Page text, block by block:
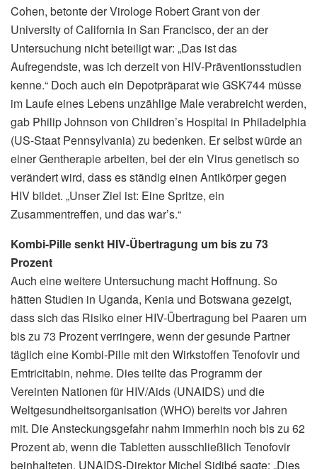
Cohen, betonte der Virologe Robert Grant von der
University of California in San Francisco, der an der
Untersuchung nicht beteiligt war: „Das ist das
Aufregendste, was ich derzeit von HIV-Präventionsstudien
kenne.“ Doch auch ein Depotpräparat wie GSK744 müsse
im Laufe eines Lebens unzählige Male verabreicht werden,
gab Philip Johnson von Children’s Hospital in Philadelphia
(US-Staat Pennsylvania) zu bedenken. Er selbst würde an
einer Gentherapie arbeiten, bei der ein Virus genetisch so
verändert wird, dass es ständig einen Antikörper gegen
HIV bildet. „Unser Ziel ist: Eine Spritze, ein
Zusammentreffen, und das war’s.“
Kombi-Pille senkt HIV-Übertragung um bis zu 73
Prozent
Auch eine weitere Untersuchung macht Hoffnung. So
hätten Studien in Uganda, Kenia und Botswana gezeigt,
dass sich das Risiko einer HIV-Übertragung bei Paaren um
bis zu 73 Prozent verringere, wenn der gesunde Partner
täglich eine Kombi-Pille mit den Wirkstoffen Tenofovir und
Emtricitabin, nehme. Dies teilte das Programm der
Vereinten Nationen für HIV/Aids (UNAIDS) und die
Weltgesundheitsorganisation (WHO) bereits vor Jahren
mit. Die Ansteckungsgefahr nahm immerhin noch bis zu 62
Prozent ab, wenn die Tabletten ausschließlich Tenofovir
beinhalteten. UNAIDS-Direktor Michel Sidibé sagte: „Dies